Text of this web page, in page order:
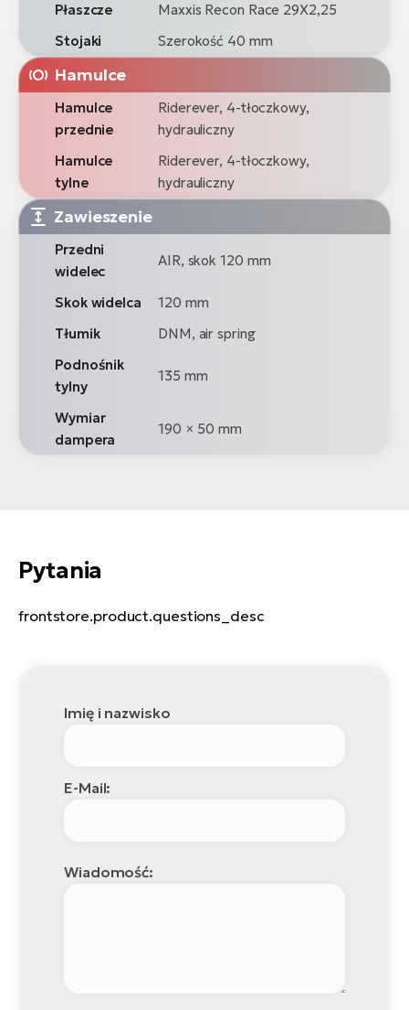
Płaszcze
Maxxis Recon Race 29X2,25
Stojaki
Szerokość 40 mm
Hamulce
Hamulce
przednie
Riderever, 4-tłoczkowy,
hydrauliczny
Hamulce
tylne
Riderever, 4-tłoczkowy,
hydrauliczny
Zawieszenie
Przedni
widelec
AIR, skok 120 mm
Skok widelca
120 mm
Tłumik
DNM, air spring
Podnośnik
tylny
135 mm
Wymiar
dampera
190 × 50 mm
Pytania
frontstore.product.questions_desc
Imię i nazwisko
E-Mail:
Wiadomość: